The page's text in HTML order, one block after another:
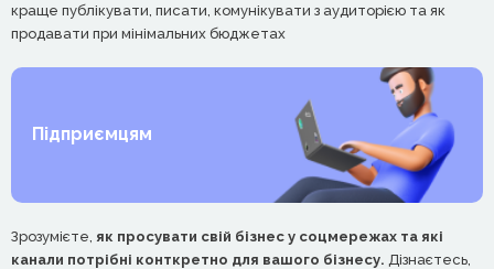
краще публікувати, писати, комунікувати з аудиторією та як
продавати при мінімальних бюджетах
Підприємцям
Зрозумієте, як просувати свій бізнес у соцмережах та які
канали потрібні конткретно для вашого бізнесу. Дізнаєтесь,